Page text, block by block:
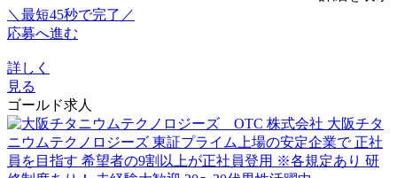
＼最短45秒で完了／
応募へ進む
詳しく
見る
ゴールド求人